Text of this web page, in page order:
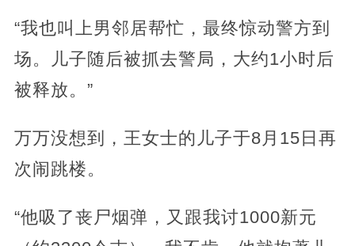
“我也叫上男邻居帮忙，最终惊动警方到
场。儿子随后被抓去警局，大约1小时后
被释放。”
万万没想到，王女士的儿子于8月15日再
次闹跳楼。
“他吸了丧尸烟弹，又跟我讨1000新元